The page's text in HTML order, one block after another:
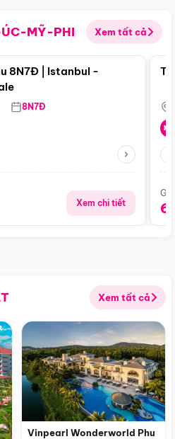
ÚC-MỸ-PHI Xem tất cả
Điểm nổi bật
8N7Đ | Istanbul -
8N7Đ
Xem chi tiết
Xem tất cả
Vinpearl Wonderworld Phu